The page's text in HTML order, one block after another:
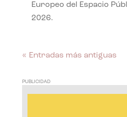
Europeo del Espacio
2026.
« Entradas más antiguas
PUBLICIDAD